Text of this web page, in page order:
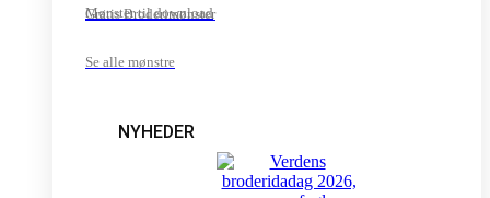
Mønster til download
Gratis Broderimønster
Se alle mønstre
NYHEDER